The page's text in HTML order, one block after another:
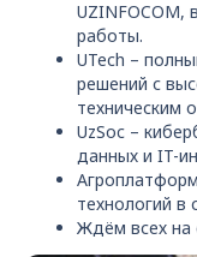
UZINFOCOM,
работы.
UTech –
решений с
техническим
UzSoc –
данных и IT-
технологий в
Ждём всех на